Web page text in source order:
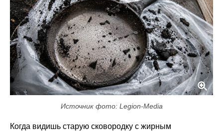
Источник фото: Legion-Media
Когда видишь старую сковородку с жирным